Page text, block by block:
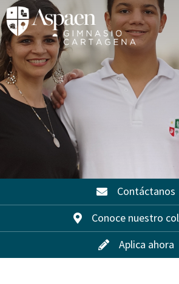
Contáctanos
Conoce nuestro
Aplica ahora